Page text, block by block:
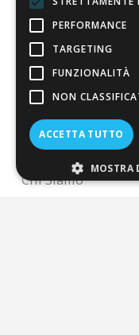
Il nostro manifesto
Il blog
Perché fidarti
Vendi con noi
Chi siamo
Chi Siamo
PERFORMANCE
TARGETING
FUNZIONALITÀ
NON
ACCETTA TUTTO
MOSTRA